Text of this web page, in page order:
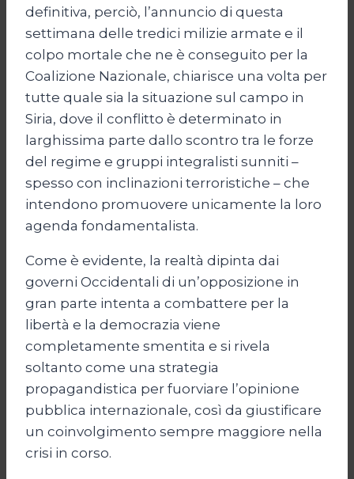
definitiva, perciò, l’annuncio di questa
settimana delle tredici milizie armate e il
colpo mortale che ne è conseguito per la
Coalizione Nazionale, chiarisce una volta per
tutte quale sia la situazione sul campo in
Siria, dove il conflitto è determinato in
larghissima parte dallo scontro tra le forze
del regime e gruppi integralisti sunniti –
spesso con inclinazioni terroristiche – che
intendono promuovere unicamente la loro
agenda fondamentalista.
Come è evidente, la realtà dipinta dai
governi Occidentali di un’opposizione in
gran parte intenta a combattere per la
libertà e la democrazia viene
completamente smentita e si rivela
soltanto come una strategia
propagandistica per fuorviare l’opinione
pubblica internazionale, così da giustificare
un coinvolgimento sempre maggiore nella
crisi in corso.